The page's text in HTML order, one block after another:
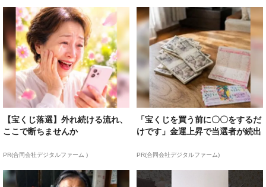
【宝くじ落選】外れ続ける流れ、
ここで断ちませんか
PR(合同会社デジタルファーム )
「宝くじを買う前に〇〇をするだ
けです」金運上昇で当選者が続出
PR(合同会社デジタルファーム)